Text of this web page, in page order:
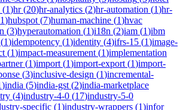
(1)hr(20)hr-analytics (2)hr-automation (1)hr-
1)hubspot (7)human-machine (1)hvac
(3)hyperautomation (1)i18n (2)iam (1)ibm
(1)idempotency (1)identity (4)ifrs-15 (1)image-
(1)impact-measurement (1)implementation
(1)import (1)import-export (1)import-
(3)inclusive-design (1)incremental-
)india (5)india-gst (2)india-marketplace
(4)industry-4-0 (17)industry-5-0
specific (1)industry-wrappers (1)infor